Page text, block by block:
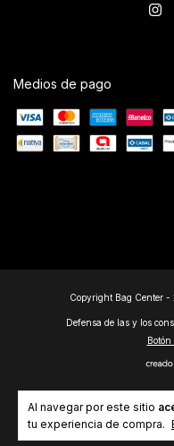
Al navegar por este sitio
tu experiencia de compra.
Medios de pago
Copyright Bag Center -
Defensa de las y los